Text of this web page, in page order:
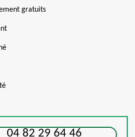
gratuits
04 82 29 64 46